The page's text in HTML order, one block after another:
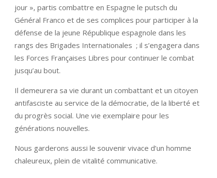
jour », partis combattre en Espagne le putsch du
Général Franco et de ses complices pour participer à la
défense de la jeune République espagnole dans les
rangs des Brigades Internationales ; il s’engagera dans
les Forces Françaises Libres pour continuer le combat
jusqu’au bout.
Il demeurera sa vie durant un combattant et un citoyen
antifasciste au service de la démocratie, de la liberté et
du progrès social. Une vie exemplaire pour les
générations nouvelles.
Nous garderons aussi le souvenir vivace d’un homme
chaleureux, plein de vitalité communicative.